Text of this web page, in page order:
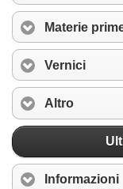
Materie
Vernici
Altro
Informazioni